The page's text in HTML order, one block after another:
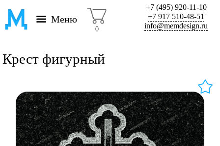
Меню
0
+7 (495) 920-11-10
+7 917 510-48-51
info@memdesign.ru
Крест фигурный